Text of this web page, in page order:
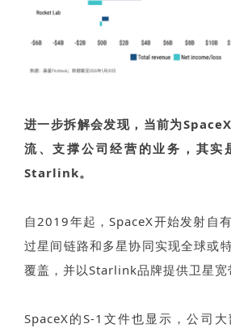
进一步拆解会发现，当前为
流、支撑公司经营的业务，其实
Starlink。
自2019年起，SpaceX开始发射自
过星间链路和多星协同实现全球或
覆盖，并以Starlink品牌提供卫星宽
SpaceX的S-1文件也显示，公司